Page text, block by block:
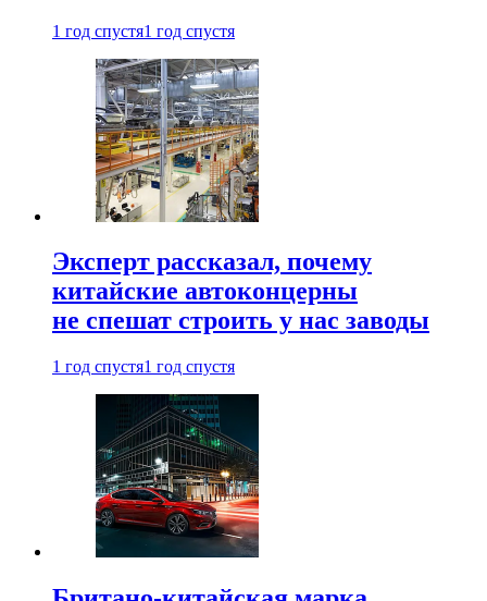
1 год спустя1 год спустя
Эксперт рассказал, почему
китайские автоконцерны
не спешат строить у нас заводы
1 год спустя1 год спустя